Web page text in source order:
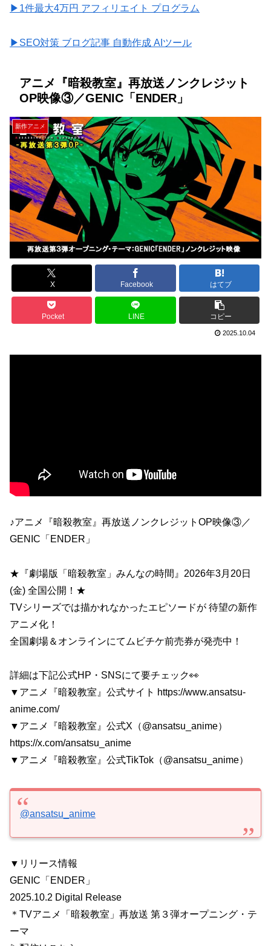
▶1件最大4万円 アフィリエイト プログラム
▶SEO対策 ブログ記事 自動作成 AIツール
アニメ『暗殺教室』再放送ノンクレジット
OP映像③／GENIC「ENDER」
新作アニメ
X Facebook はてブ
Pocket LINE コピー
2025.10.04
♪アニメ『暗殺教室』再放送ノンクレジットOP映像③／
GENIC「ENDER」
★『劇場版「暗殺教室」みんなの時間』2026年3月20日
(金) 全国公開！★
TVシリーズでは描かれなかったエピソードが 待望の新作
アニメ化！
全国劇場＆オンラインにてムビチケ前売券が発売中！
詳細は下記公式HP・SNSにて要チェック👀
▼アニメ『暗殺教室』公式サイト https://www.ansatsu-
anime.com/
▼アニメ『暗殺教室』公式X（@ansatsu_anime）
https://x.com/ansatsu_anime
▼アニメ『暗殺教室』公式TikTok（@ansatsu_anime）
@ansatsu_anime
▼リリース情報
GENIC「ENDER」
2025.10.2 Digital Release
＊TVアニメ「暗殺教室」再放送 第３弾オープニング・テ
ーマ